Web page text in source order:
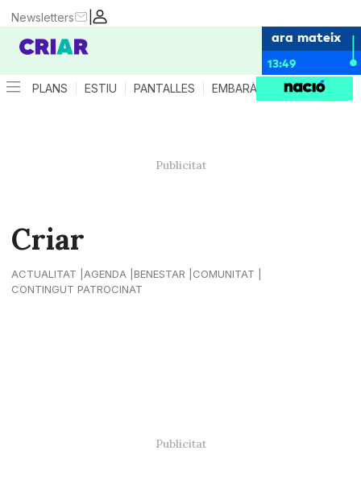
|
Newsletters
ara mateix
13:49
PLANS ESTIU PANTALLES EMBARÀS CRIANÇA
Criar
ACTUALITAT AGENDA BENESTAR
COMUNITAT
CONTINGUT PATROCINAT